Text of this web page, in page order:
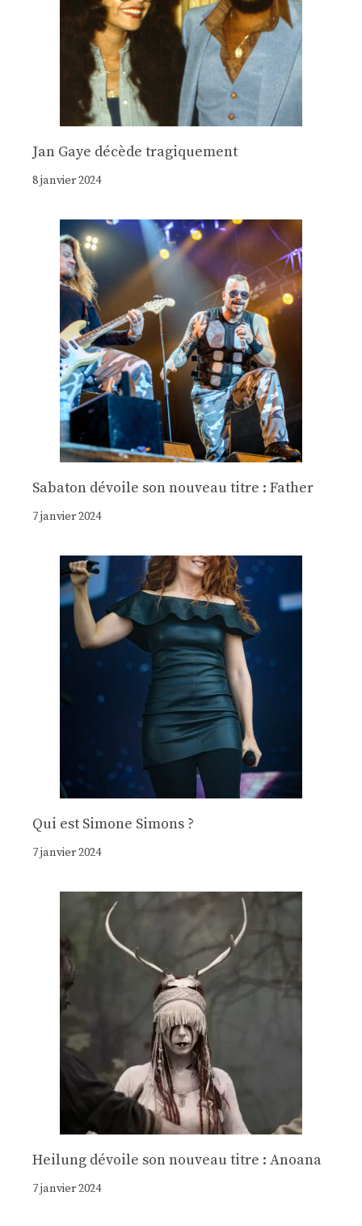
Jan Gaye décède tragiquement
8 janvier 2024
Sabaton dévoile son nouveau titre : Father
7 janvier 2024
Qui est Simone Simons ?
7 janvier 2024
Heilung dévoile son nouveau titre : Anoana
7 janvier 2024